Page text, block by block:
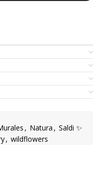
, Natura , Saldi ✨
, wildflowers